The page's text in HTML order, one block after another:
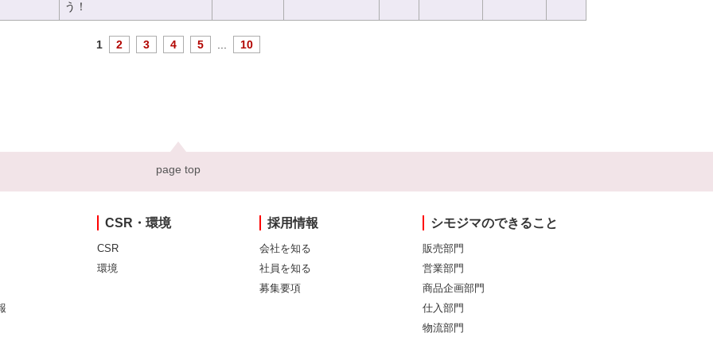
う！
1 2 3 4 5 10
page top
CSR・環境
CSR
環境
採用情報
会社を知る
社員を知る
募集要項
シモジマのできること
販売部門
営業部門
商品企画部門
仕入部門
物流部門